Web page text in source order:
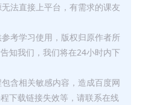
法直接上平台，有需求的课友
考学习使用，版权归原作者所
知我们，我们将在24小时内下
含相关敏感内容，造成百度网
下载链接失效等，请联系在线